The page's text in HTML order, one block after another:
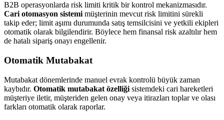
B2B operasyonlarda risk limiti kritik bir kontrol mekanizmasıdır.
Cari otomasyon sistemi müşterinin mevcut risk limitini sürekli
takip eder; limit aşımı durumunda satış temsilcisini ve yetkili ekipleri
otomatik olarak bilgilendirir. Böylece hem finansal risk azaltılır hem
de hatalı sipariş onayı engellenir.
Otomatik Mutabakat
Mutabakat dönemlerinde manuel evrak kontrolü büyük zaman
kaybıdır. Otomatik mutabakat özelliği sistemdeki cari hareketleri
müşteriye iletir, müşteriden gelen onay veya itirazları toplar ve olası
farkları otomatik olarak raporlar.